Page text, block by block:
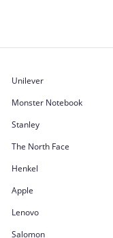
Unilever
Monster Notebook
Stanley
The North Face
Henkel
Apple
Lenovo
Salomon